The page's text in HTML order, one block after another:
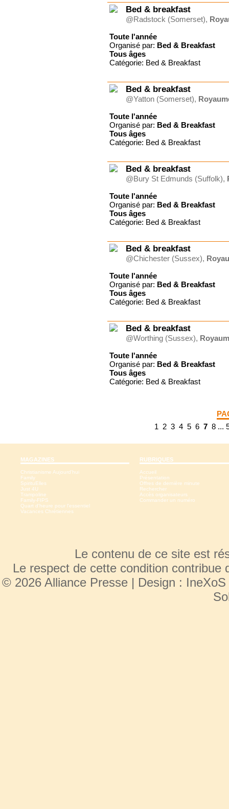
Bed & breakfast
@Radstock (Somerset),
Toute l'année
Organisé par: Bed & Breakfast
Tous âges
Catégorie: Bed & Breakfast
Bed & breakfast
@Yatton (Somerset),
Toute l'année
Organisé par: Bed & Breakfast
Tous âges
Catégorie: Bed & Breakfast
Bed & breakfast
@Bury St Edmunds (Suffolk),
Toute l'année
Organisé par: Bed & Breakfast
Tous âges
Catégorie: Bed & Breakfast
Bed & breakfast
@Chichester (Sussex),
Toute l'année
Organisé par: Bed & Breakfast
Tous âges
Catégorie: Bed & Breakfast
Bed & breakfast
@Worthing (Sussex),
Toute l'année
Organisé par: Bed & Breakfast
Tous âges
Catégorie: Bed & Breakfast
1 2 3 4 5 6 7 8 ...
MAGAZINES
Christianisme Aujourd'hui
Family
SpirituElles
Just 4U
Trampoline
Family-FIPS
Quart d'heure pour l'essentiel
Vacances Chrétiennes
RUBRIQUES
Accueil
Présentation
Offres de dernière minute
Rechercher
Accès organisateurs
Commander un numéro
Le contenu de ce site est
Le respect de cette condition
© 2026 Alliance Presse | Design : IneXoS